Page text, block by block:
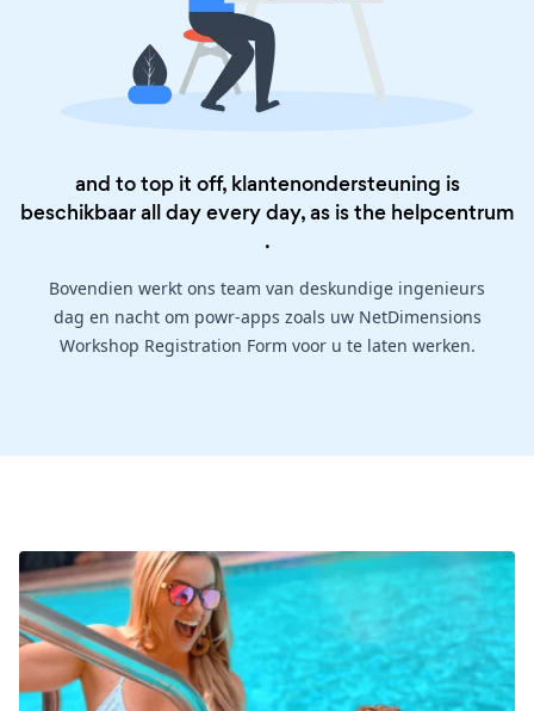
and to top it off, klantenondersteuning is
beschikbaar all day every day, as is the helpcentrum
.
Bovendien werkt ons team van deskundige ingenieurs
dag en nacht om powr-apps zoals uw NetDimensions
Workshop Registration Form voor u te laten werken.